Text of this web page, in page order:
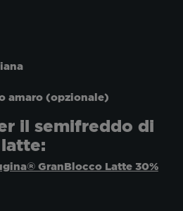
amaro(opzionale)
il semifreddo di
GranBlocco Latte 30%